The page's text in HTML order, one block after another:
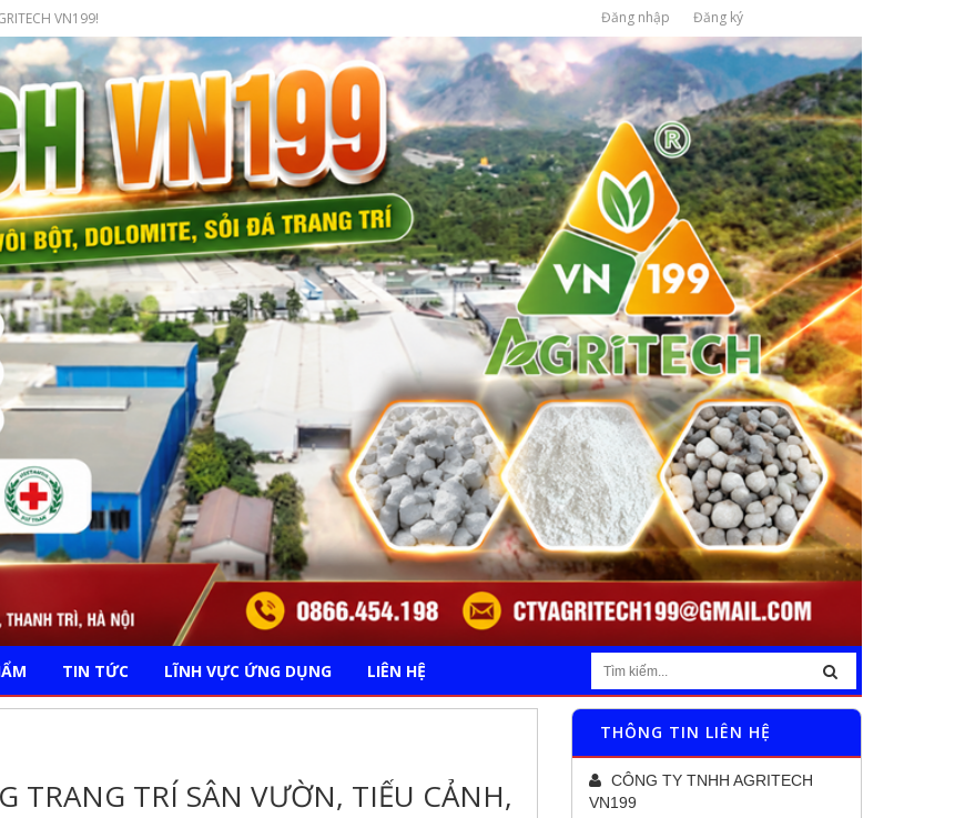
VN199! Đăng nhập Đăng ký
TIN TỨC LĨNH VỰC ỨNG DỤNG LIÊN HỆ
TRANG TRÍ SÂN VƯỜN, TIỂU CẢNH,
THÔNG TIN LIÊN HỆ
CÔNG TY TNHH AGRITECH
VN199